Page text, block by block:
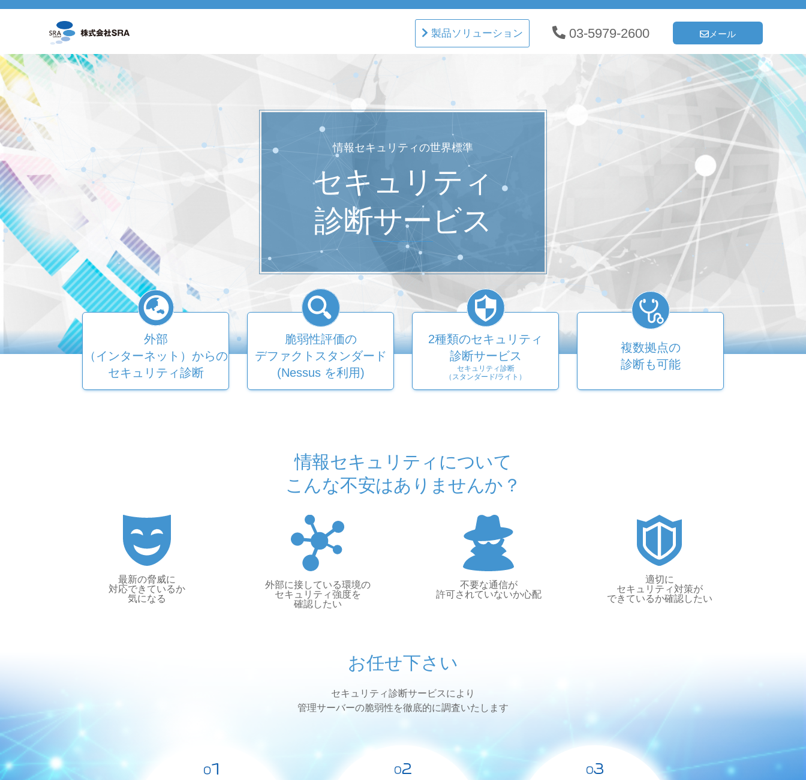
製品ソリューション 03-5979-2600 メール
情報セキュリティの世界標準
セキュリティ
診断サービス
外部
（インターネット）からの
セキュリティ診断
脆弱性評価の
デファクトスタンダード
(Nessus を利用)
2種類のセキュリティ
診断サービス
セキュリティ診断
（スタンダード/ライト）
複数拠点の
診断も可能
情報セキュリティについて
こんな不安はありませんか？
最新の脅威に
対応できているか
気になる
外部に接している環境の
セキュリティ強度を
確認したい
不要な通信が
許可されていないか心配
適切に
セキュリティ対策が
できているか確認したい
お任せ下さい
セキュリティ診断サービスにより
管理サーバーの脆弱性を徹底的に調査いたします